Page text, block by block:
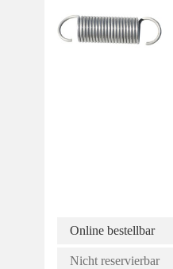
Online bestellbar
Nicht reservierbar